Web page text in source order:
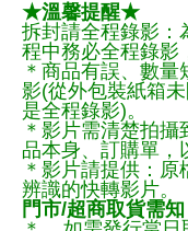
★溫馨提醒★
拆封請全程錄影：
程中務必全程錄影
＊商品有誤、數
影(從外包裝紙箱
是全程錄影)。
＊影片需清楚拍
品本身、訂購單，
＊影片請提供：
辨識的快轉影片。
門市/超商取貨需知